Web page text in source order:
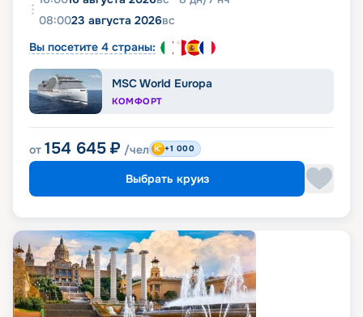
08:0023 августа 2026вс
Вы посетите 4 страны:
MSC World Europa
КОМФОРТ
от 154 645 ₽ /чел +1 000
Выбрать круиз